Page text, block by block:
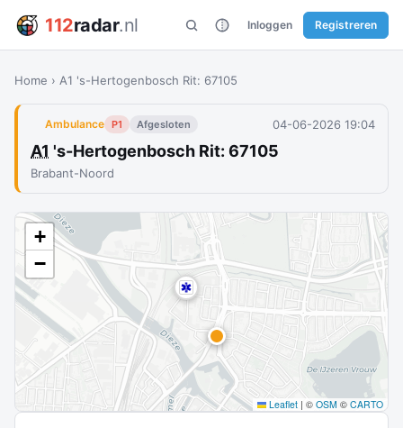
112radar.nl Inloggen Registreren
Home › A1 's-Hertogenbosch Rit: 67105
Ambulance P1 Afgesloten 04-06-2026 19:04
A1 's-Hertogenbosch Rit: 67105
Brabant-Noord
+
−
Leaflet | © OSM © CARTO